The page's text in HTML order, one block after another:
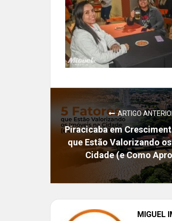
ARTIGO
Piracicaba em
que Estão Valorizando
Cidade (e Como
MIGUEL